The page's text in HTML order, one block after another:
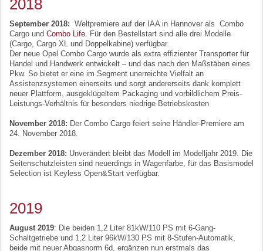
2018
September 2018: Weltpremiere auf der IAA in Hannover als Combo
Cargo und Combo Life. Für den Bestellstart sind alle drei Modelle
(Cargo, Cargo XL und Doppelkabine) verfügbar.
Der neue Opel Combo Cargo wurde als extra effizienter Transporter für
Handel und Handwerk entwickelt – und das nach den Maßstäben eines
Pkw. So bietet er eine im Segment unerreichte Vielfalt an
Assistenzsystemen einerseits und sorgt andererseits dank komplett
neuer Plattform, ausgeklügeltem Packaging und vorbildlichem Preis-
Leistungs-Verhältnis für besonders niedrige Betriebskosten
November 2018: Der Combo Cargo feiert seine Händler-Premiere am
24. November 2018.
Dezember 2018: Unverändert bleibt das Modell im Modelljahr 2019. Die
Seitenschutzleisten sind neuerdings in Wagenfarbe, für das Basismodel
Selection ist Keyless Open&Start verfügbar.
2019
August 2019: Die beiden 1,2 Liter 81kW/110 PS mit 6-Gang-
Schaltgetriebe und 1,2 Liter 96kW/130 PS mit 8-Stufen-Automatik,
beide mit neuer Abgasnorm 6d, ergänzen nun erstmals das